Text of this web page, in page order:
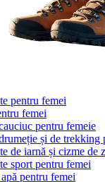
pentru femei
femei
pentru femeie
și de trekking
de iarnă și cizme de
sport pentru femei
pentru femei